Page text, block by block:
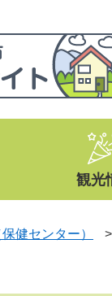
観光
健センター） >